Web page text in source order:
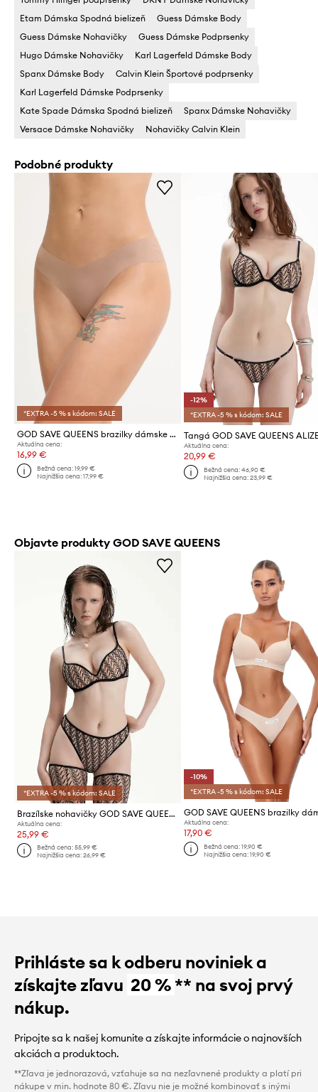
Etam Dámska Spodná bielizeň
Guess Dámske Body
Guess Dámske Nohavičky
Guess Dámske Podprsenky
Hugo Dámske Nohavičky
Karl Lagerfeld Dámske Body
Spanx Dámske Body
Calvin Klein Športové podprsenky
Karl Lagerfeld Dámske Podprsenky
Kate Spade Dámska Spodná bielizeň
Spanx Dámske Nohavičky
Versace Dámske Nohavičky
Nohavičky Calvin Klein
Podobné produkty
*EXTRA -5 % s kódom: SALE
GOD SAVE QUEENS brazilky dámske SECOND SKIN PANTY CHEEKY
Aktuálna cena:
16,99 €
Bežná cena:19,99 €
Najnižšia cena:17,99 €
-12%
*EXTRA -5 % s kódom: SALE
Aktuálna cena:
20,99 €
Bežná cena: 46,90 €
Najnižšia cena: 23,99 €
Objavte produkty GOD SAVE QUEENS
*EXTRA -5 % s kódom: SALE
Brazílske nohavičky GOD SAVE QUEENS ALIZEE PANTIES
Aktuálna cena:
25,99 €
Bežná cena:55,99 €
Najnižšia cena:26,99 €
-10%
*EXTRA -5 % s kódom: SALE
Aktuálna cena:
17,90 €
Bežná cena: 19,90 €
Najnižšia cena: 19,90 €
Prihláste sa k odberu noviniek a
získajte zľavu 20 %** na svoj prvý
nákup.
Pripojte sa k našej komunite a získajte informácie o najnovších
akciách a produktoch.
**Zľava je jednorazová, vzťahuje sa na nezľavnené produkty a platí pri
nákupe v min. hodnote 80 €. Zľavu nie je možné kombinovať s inými